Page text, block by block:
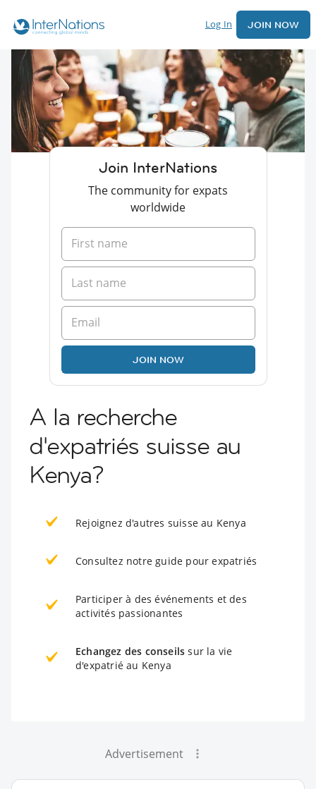
Log In JOIN NOW
Join InterNations
The community for expats
worldwide
JOIN NOW
A la recherche
d'expatriés suisse au
Kenya?
Rejoignez d'autres suisse au Kenya
Consultez notre guide pour expatriés
Participer à des événements et des
activités passionantes
Echangez des conseils sur la vie
d'expatrié au Kenya
Advertisement